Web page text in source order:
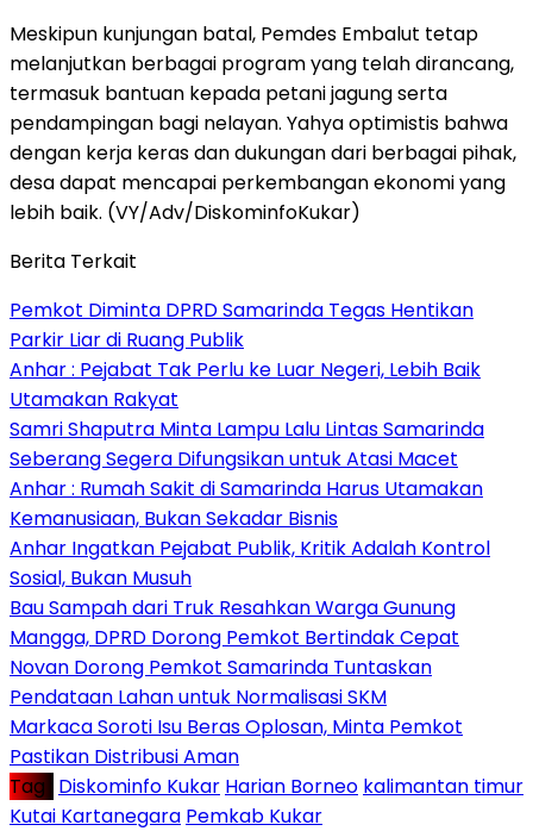
Meskipun kunjungan batal, Pemdes Embalut tetap
melanjutkan berbagai program yang telah dirancang,
termasuk bantuan kepada petani jagung serta
pendampingan bagi nelayan. Yahya optimistis bahwa
dengan kerja keras dan dukungan dari berbagai pihak,
desa dapat mencapai perkembangan ekonomi yang
lebih baik. (VY/Adv/DiskominfoKukar)
Berita Terkait
Pemkot Diminta DPRD Samarinda Tegas Hentikan
Parkir Liar di Ruang Publik
Anhar : Pejabat Tak Perlu ke Luar Negeri, Lebih Baik
Utamakan Rakyat
Samri Shaputra Minta Lampu Lalu Lintas Samarinda
Seberang Segera Difungsikan untuk Atasi Macet
Anhar : Rumah Sakit di Samarinda Harus Utamakan
Kemanusiaan, Bukan Sekadar Bisnis
Anhar Ingatkan Pejabat Publik, Kritik Adalah Kontrol
Sosial, Bukan Musuh
Bau Sampah dari Truk Resahkan Warga Gunung
Mangga, DPRD Dorong Pemkot Bertindak Cepat
Novan Dorong Pemkot Samarinda Tuntaskan
Pendataan Lahan untuk Normalisasi SKM
Markaca Soroti Isu Beras Oplosan, Minta Pemkot
Pastikan Distribusi Aman
Tag : Diskominfo Kukar Harian Borneo kalimantan timur
Kutai Kartanegara Pemkab Kukar